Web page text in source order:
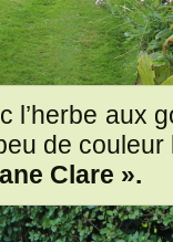
l’herbe aux
de
Clare ».